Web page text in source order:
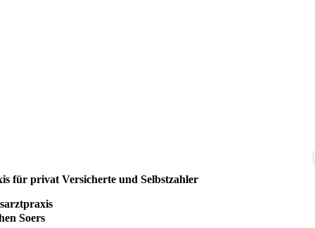
für privat Versicherte und Selbstzahler
Soers